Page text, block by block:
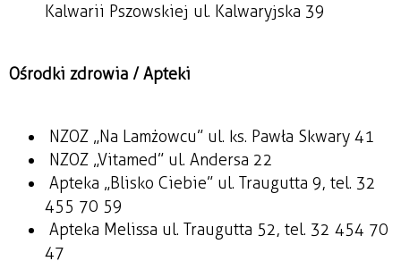
Kalwarii Pszowskiej ul. Kalwaryjska 39
Ośrodki zdrowia / Apteki
NZOZ „Na Lamżowcu” ul. ks. Pawła Skwary 41
NZOZ „Vitamed” ul. Andersa 22
Apteka „Blisko Ciebie” ul. Traugutta 9, tel. 32
455 70 59
Apteka Melissa ul. Traugutta 52, tel. 32 454 70
47